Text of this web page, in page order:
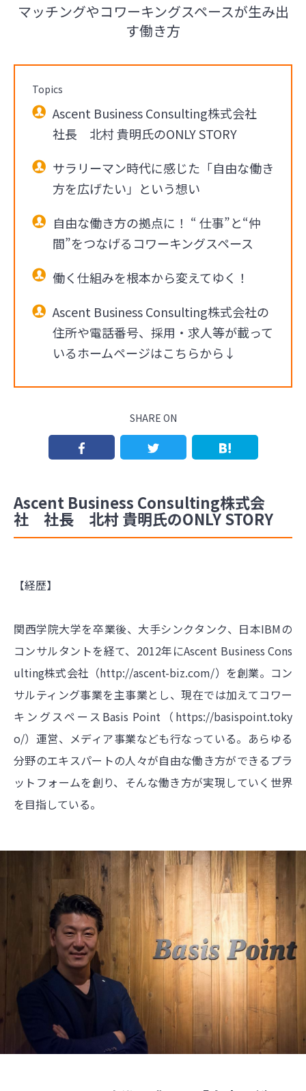
マッチングやコワーキングスペースが生み出
す働き方
Topics
Ascent Business Consulting株式会社
社長 北村 貴明氏のONLY STORY
サラリーマン時代に感じた「自由な働き
方を広げたい」という想い
自由な働き方の拠点に！ “ 仕事”と“仲
間”をつなげるコワーキングスペース
働く仕組みを根本から変えてゆく！
Ascent Business Consulting株式会社の
住所や電話番号、採用・求人等が載って
いるホームページはこちらから↓
SHARE ON
Ascent Business Consulting株式会
社 社長 北村 貴明氏のONLY STORY
【経歴】
関西学院大学を卒業後、大手シンクタンク、日本IBMの
コンサルタントを経て、2012年にAscent Business Cons
ulting株式会社（http://ascent-biz.com/）を創業。コン
サルティング事業を主事業とし、現在では加えてコワー
キングスペースBasis Point（ https://basispoint.toky
o/）運営、メディア事業なども行なっている。あらゆる
分野のエキスパートの人々が自由な働き方ができるプラ
ットフォームを創り、そんな働き方が実現していく世界
を目指している。